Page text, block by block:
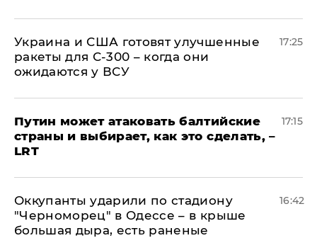
Украина и США готовят улучшенные
ракеты для С-300 – когда они
ожидаются у ВСУ
17:25
Путин может атаковать балтийские
страны и выбирает, как это сделать, –
LRT
17:15
Оккупанты ударили по стадиону
"Черноморец" в Одессе – в крыше
большая дыра, есть раненые
16:42